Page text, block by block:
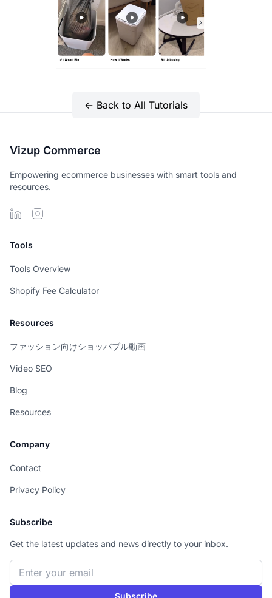
← Back to All Tutorials
Vizup Commerce
Empowering ecommerce businesses with smart tools and
resources.
Tools
Tools Overview
Shopify Fee Calculator
Resources
ファッション向けショッパブル動画
Video SEO
Blog
Resources
Company
Contact
Privacy Policy
Subscribe
Get the latest updates and news directly to your inbox.
Email address
Subscribe